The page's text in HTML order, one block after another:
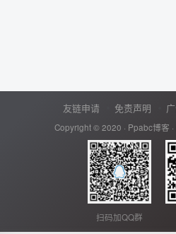
友链申请 免责声明
Copyright © 2020 · Ppabc博客 ·
扫码加QQ群